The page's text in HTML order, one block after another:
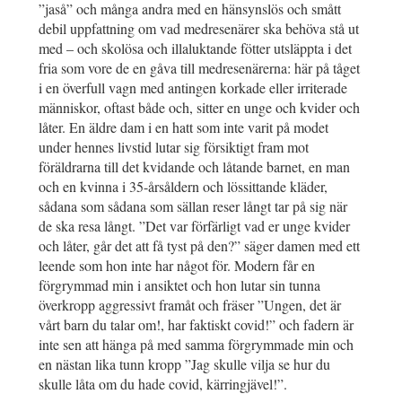
”jaså” och många andra med en hänsynslös och smått
debil uppfattning om vad medresenärer ska behöva stå ut
med – och skolösa och illaluktande fötter utsläppta i det
fria som vore de en gåva till medresenärerna: här på tåget
i en överfull vagn med antingen korkade eller irriterade
människor, oftast både och, sitter en unge och kvider och
låter. En äldre dam i en hatt som inte varit på modet
under hennes livstid lutar sig försiktigt fram mot
föräldrarna till det kvidande och låtande barnet, en man
och en kvinna i 35-årsåldern och lössittande kläder,
sådana som sådana som sällan reser långt tar på sig när
de ska resa långt. ”Det var förfärligt vad er unge kvider
och låter, går det att få tyst på den?” säger damen med ett
leende som hon inte har något för. Modern får en
förgrymmad min i ansiktet och hon lutar sin tunna
överkropp aggressivt framåt och fräser ”Ungen, det är
vårt barn du talar om!, har faktiskt covid!” och fadern är
inte sen att hänga på med samma förgrymmade min och
en nästan lika tunn kropp ”Jag skulle vilja se hur du
skulle låta om du hade covid, kärringjävel!”.